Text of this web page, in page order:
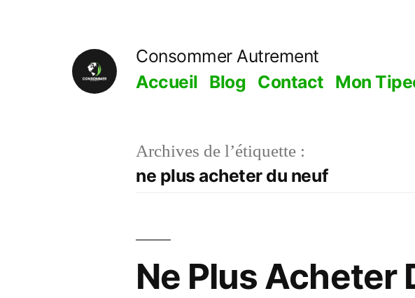
Consommer Autrement
Accueil Blog Contact Mon
Archives de l’étiquette :
ne plus acheter du neuf
Ne Plus Acheter